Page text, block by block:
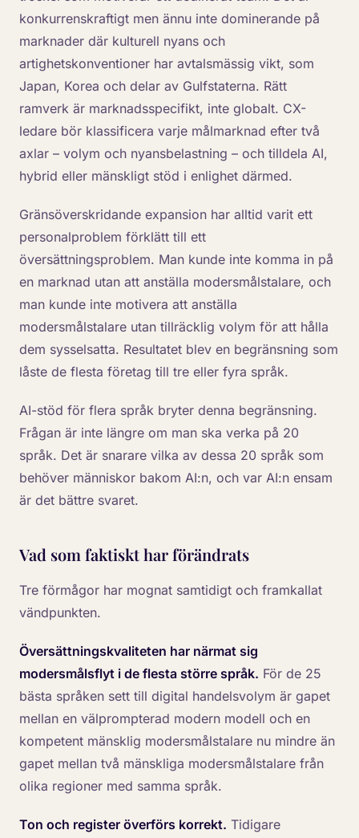
konkurrenskraftigt men ännu inte dominerande på
marknader där kulturell nyans och
artighetskonventioner har avtalsmässig vikt, som
Japan, Korea och delar av Gulfstaterna. Rätt
ramverk är marknadsspecifikt, inte globalt. CX-
ledare bör klassificera varje målmarknad efter två
axlar – volym och nyansbelastning – och tilldela AI,
hybrid eller mänskligt stöd i enlighet därmed.
Gränsöverskridande expansion har alltid varit ett
personalproblem förklätt till ett
översättningsproblem. Man kunde inte komma in på
en marknad utan att anställa modersmålstalare, och
man kunde inte motivera att anställa
modersmålstalare utan tillräcklig volym för att hålla
dem sysselsatta. Resultatet blev en begränsning som
låste de flesta företag till tre eller fyra språk.
AI-stöd för flera språk bryter denna begränsning.
Frågan är inte längre om man ska verka på 20
språk. Det är snarare vilka av dessa 20 språk som
behöver människor bakom AI:n, och var AI:n ensam
är det bättre svaret.
Vad som faktiskt har förändrats
Tre förmågor har mognat samtidigt och framkallat
vändpunkten.
Översättningskvaliteten har närmat sig
modersmålsflyt i de flesta större språk. För de 25
bästa språken sett till digital handelsvolym är gapet
mellan en välprompterad modern modell och en
kompetent mänsklig modersmålstalare nu mindre än
gapet mellan två mänskliga modersmålstalare från
olika regioner med samma språk.
Ton och register överförs korrekt. Tidigare